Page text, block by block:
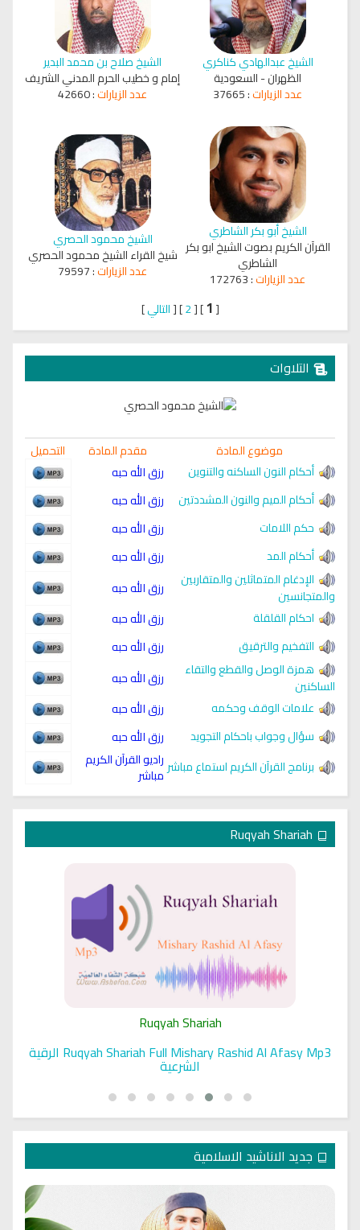
الشيخ عبدالهادي كناكري
الظهران - السعودية
عدد الزيارات:
37665
الشيخ صلاح بن محمد البدير
إمام و خطيب الحرم المدني الشريف
عدد الزيارات:
42660
الشيخ أبو بكر الشاطري
القرآن الكريم بصوت الشيخ ابو بكر
الشاطري
عدد الزيارات:
172763
الشيخ محمود الحصري
شيخ القراء الشيخ محمود الحصري
عدد الزيارات:
79597
[
1
]
[
2
]
[التالي]
التلاوات
موضوع المادة مقدم المادة
التحميل
أحكام النون الساكنه والتنوين
رزق الله حبه
أحكام الميم والنون المشددتين
رزق الله حبه
حكم اللامات
رزق الله حبه
أحكام المد
رزق الله حبه
الإدغام المتماثلين والمتقاربين
والمتجانسين
رزق الله حبه
احكام القلقلة
رزق الله حبه
التفخيم والترقيق
رزق الله حبه
همزة الوصل والقطع والتقاء
الساكنين
رزق الله حبه
علامات الوقف وحكمه
رزق الله حبه
سؤال وجواب باحكام التجويد
رزق الله حبه
برنامج القرآن الكريم استماع مباشر راديو القرآن الكريم
مباشر
Ruqyah Shariah
Ruqyah Shariah Full Mishary Rashid Al Afasy Mp3 الرقية
الشرعية
جديد الاناشيد الاسلامية